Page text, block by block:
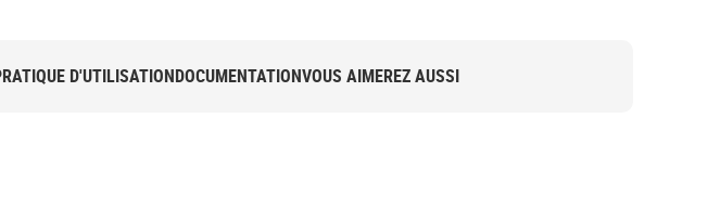
D'UTILISATIONDOCUMENTATIONVOUS AIMEREZ AUSSI